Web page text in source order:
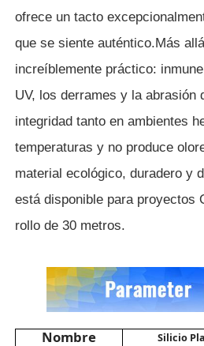
Material de cuero del PVC
cuero micro de la fibra
Material de cuero de PU
Material de Zapatos de
Material de cuero de gamuza
ofrece un tacto
que se siente auténtico.Más
increíblemente práctico:
UV, los derrames y la abrasión
integridad tanto en ambientes
temperaturas y no produce
material ecológico, duradero y
está disponible para proyectos
rollo de 30 metros.
Nombre Silicio